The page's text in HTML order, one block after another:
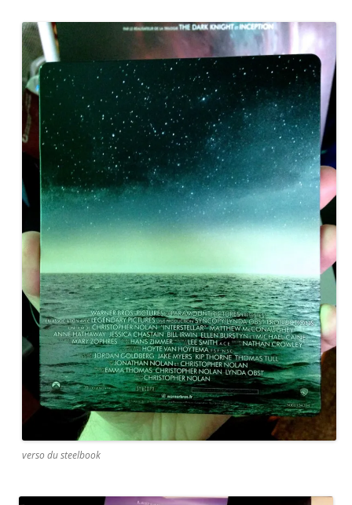
verso du steelbook